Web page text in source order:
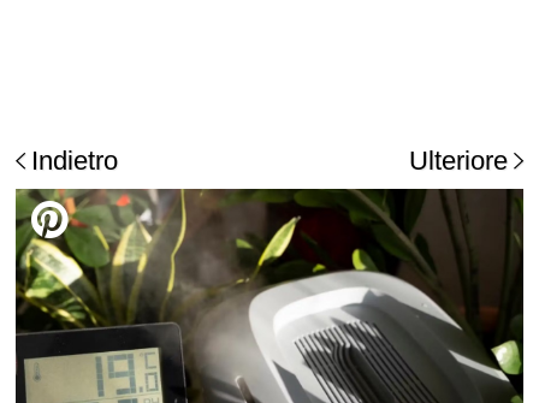
Indietro Ulteriore